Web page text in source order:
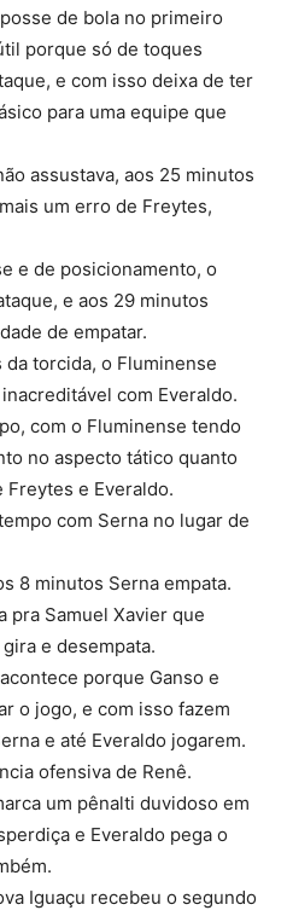
de bola no primeiro
porque só de toques
e com isso deixa de ter
para uma equipe que
assustava, aos 25 minutos
um erro de Freytes,
e de posicionamento, o
e aos 29 minutos
de empatar.
torcida, o Fluminense
com Everaldo.
com o Fluminense tendo
no aspecto tático quanto
e Everaldo.
com Serna no lugar de
8 minutos Serna empata.
pra Samuel Xavier que
e desempata.
porque Ganso e
o jogo, e com isso fazem
e até Everaldo jogarem.
ofensiva de Renê.
um pênalti duvidoso em
e Everaldo pega o
Iguaçu recebeu o segundo